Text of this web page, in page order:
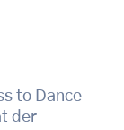
to Dance
der